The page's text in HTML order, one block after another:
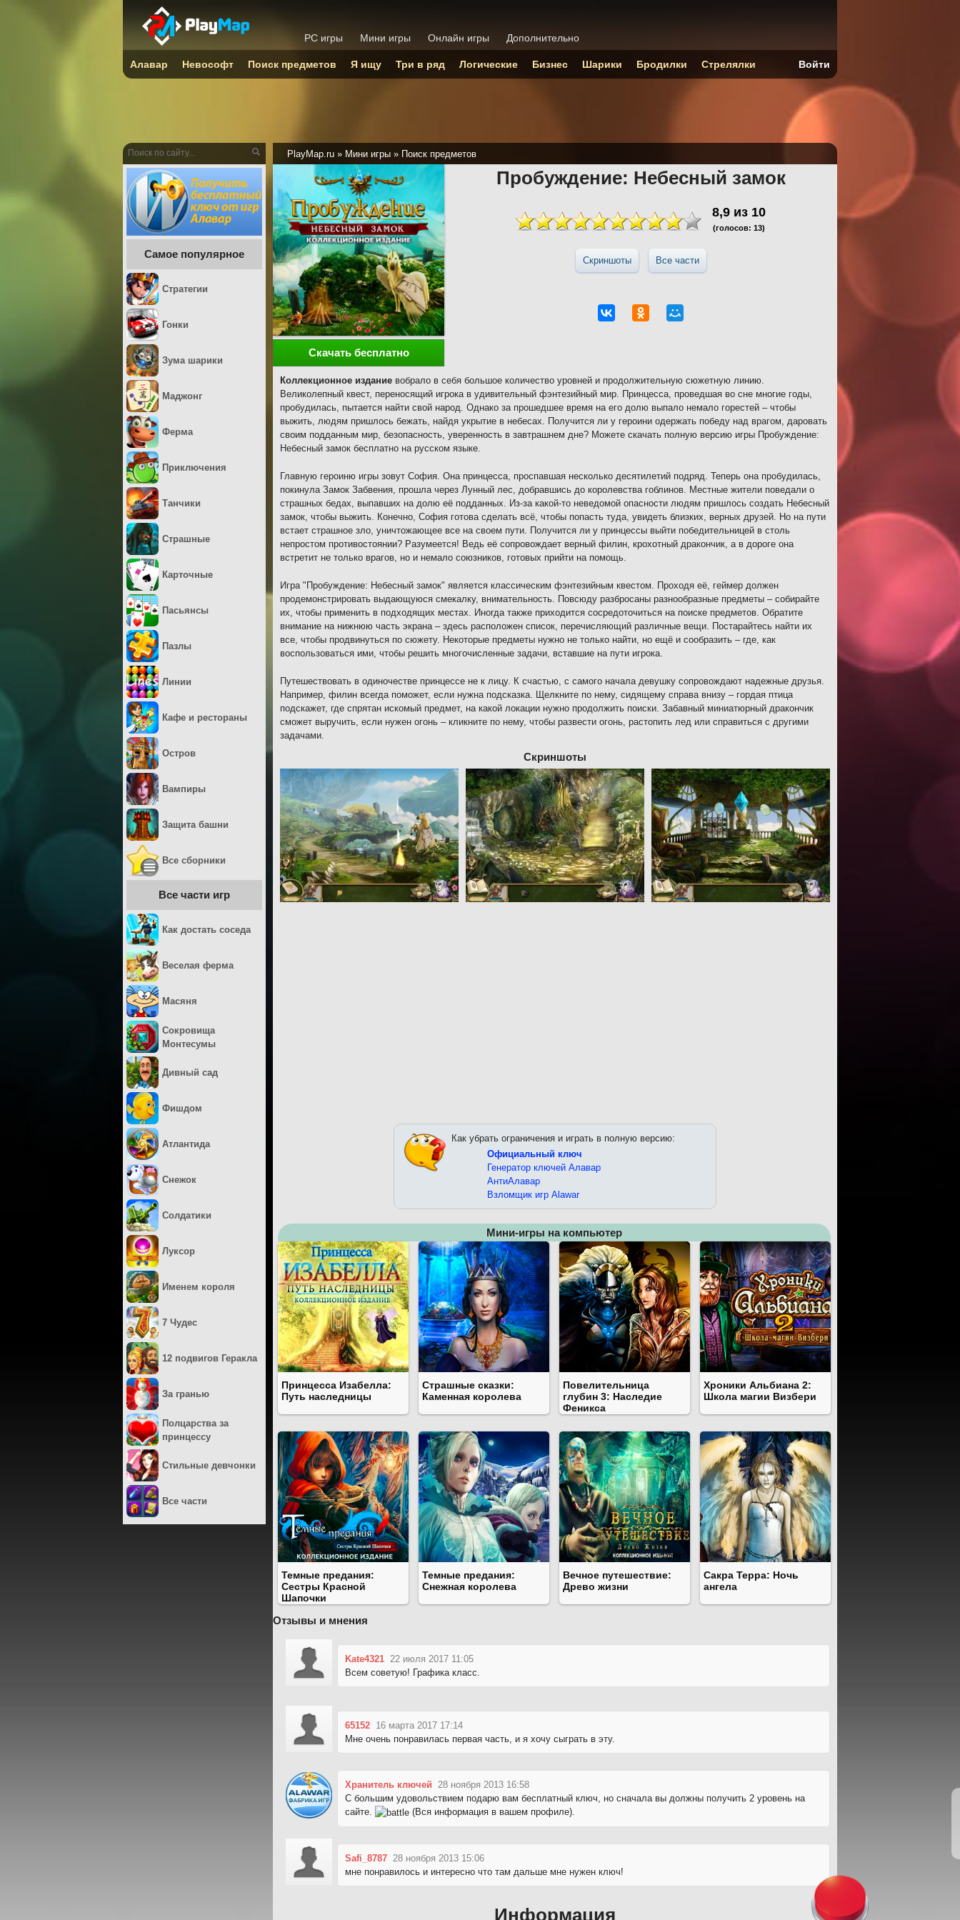
PlayMap.ru » Мини игры » Поиск предметов
Пробуждение: Небесный замок
8,9 из 10
(голосов: 13)
Скриншоты Все части
Скачать бесплатно
Коллекционное издание вобрало в себя большое количество уровней и продолжительную сюжетную линию.
Великолепный квест, переносящий игрока в удивительный фэнтезийный мир. Принцесса, проведшая во сне многие годы,
пробудилась, пытается найти свой народ. Однако за прошедшее время на его долю выпало немало горестей – чтобы
выжить, людям пришлось бежать, найдя укрытие в небесах. Получится ли у героини одержать победу над врагом, даровать
своим подданным мир, безопасность, уверенность в завтрашнем дне? Можете скачать полную версию игры Пробуждение:
Небесный замок бесплатно на русском языке.
Главную героиню игры зовут София. Она принцесса, проспавшая несколько десятилетий подряд. Теперь она пробудилась,
покинула Замок Забвения, прошла через Лунный лес, добравшись до королевства гоблинов. Местные жители поведали о
страшных бедах, выпавших на долю её подданных. Из-за какой-то неведомой опасности людям пришлось создать Небесный
замок, чтобы выжить. Конечно, София готова сделать всё, чтобы попасть туда, увидеть близких, верных друзей. Но на пути
встает страшное зло, уничтожающее все на своем пути. Получится ли у принцессы выйти победительницей в столь
непростом противостоянии? Разумеется! Ведь её сопровождает верный филин, крохотный дракончик, а в дороге она
встретит не только врагов, но и немало союзников, готовых прийти на помощь.
Игра "Пробуждение: Небесный замок" является классическим фэнтезийным квестом. Проходя её, геймер должен
продемонстрировать выдающуюся смекалку, внимательность. Повсюду разбросаны разнообразные предметы – собирайте
их, чтобы применить в подходящих местах. Иногда также приходится сосредоточиться на поиске предметов. Обратите
внимание на нижнюю часть экрана – здесь расположен список, перечисляющий различные вещи. Постарайтесь найти их
все, чтобы продвинуться по сюжету. Некоторые предметы нужно не только найти, но ещё и сообразить – где, как
воспользоваться ими, чтобы решить многочисленные задачи, вставшие на пути игрока.
Путешествовать в одиночестве принцессе не к лицу. К счастью, с самого начала девушку сопровождают надежные друзья.
Например, филин всегда поможет, если нужна подсказка. Щелкните по нему, сидящему справа внизу – гордая птица
подскажет, где спрятан искомый предмет, на какой локации нужно продолжить поиски. Забавный миниатюрный дракончик
сможет выручить, если нужен огонь – кликните по нему, чтобы развести огонь, растопить лед или справиться с другими
задачами.
Скриншоты
Как убрать ограничения и играть в полную версию:
Официальный ключ
Генератор ключей Алавар
АнтиАлавар
Взломщик игр Alawar
Мини-игры на компьютер
Принцесса Изабелла:
Путь наследницы
Страшные сказки:
Каменная королева
Повелительница
глубин 3: Наследие
Феникса
Хроники Альбиана 2:
Школа магии Визбери
Темные предания:
Сестры Красной
Шапочки
Темные предания:
Снежная королева
Вечное путешествие:
Древо жизни
Сакра Терра: Ночь
ангела
Отзывы и мнения
Kate4321 22 июля 2017 11:05
Всем советую! Графика класс.
65152 16 марта 2017 17:14
Мне очень понравилась первая часть, и я хочу сыграть в эту.
Хранитель ключей
28 ноября 2013 16:58
С большим удовольствием подарю вам бесплатный ключ, но сначала вы должны получить 2 уровень на
сайте.
(Вся информация в вашем профиле).
Safi_8787 28 ноября 2013 15:06
мне понравилось и интересно что там дальше мне нужен ключ!
Информация
Самое популярное
Стратегии
Гонки
Зума шарики
Маджонг
Ферма
Приключения
Танчики
Страшные
Карточные
Пасьянсы
Пазлы
Линии
Кафе и рестораны
Остров
Вампиры
Защита башни
Все сборники
Все части игр
Как достать соседа
Веселая ферма
Масяня
Сокровища
Монтесумы
Дивный сад
Фишдом
Атлантида
Снежок
Солдатики
Луксор
Именем короля
7 Чудес
12 подвигов Геракла
За гранью
Полцарства за
принцессу
Стильные девчонки
Все части
PC игры Мини игры Онлайн игры Дополнительно
Алавар Невософт Поиск предметов Я ищу Три в ряд Логические Бизнес Шарики Бродилки Стрелялки Войти